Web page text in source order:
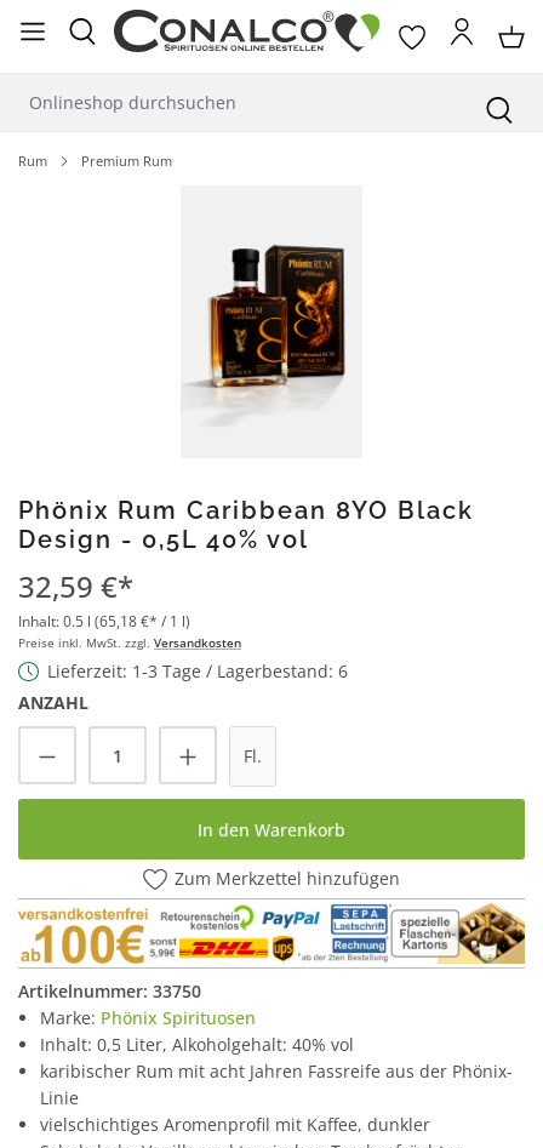
springen
Rum Premium Rum
Phönix Rum Caribbean 8YO Black
Design - 0,5L 40% vol
32,59 €*
Inhalt:0.5 l (65,18 €* / 1 l)
Preise inkl. MwSt. zzgl. Versandkosten
Lieferzeit: 1-3 Tage / Lagerbestand: 6
ANZAHL
Produkt Anzahl: Gib den gewünschten
Fl.
In den Warenkorb
Zum Merkzettel hinzufügen
Artikelnummer: 33750
Marke: Phönix Spirituosen
Inhalt: 0,5 Liter, Alkoholgehalt: 40% vol
karibischer Rum mit acht Jahren Fassreife aus der Phönix-
Linie
vielschichtiges Aromenprofil mit Kaffee, dunkler